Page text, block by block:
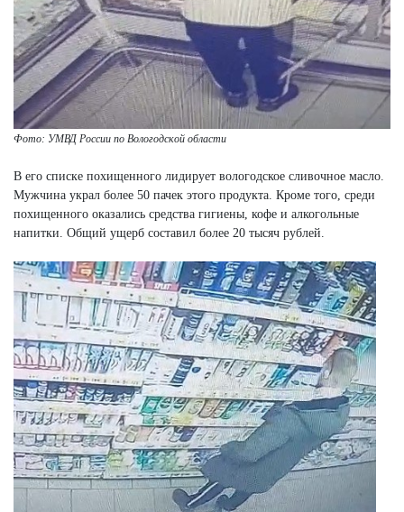
Фото: УМВД России по Вологодской области
В его списке похищенного лидирует вологодское сливочное масло.
Мужчина украл более 50 пачек этого продукта. Кроме того, среди
похищенного оказались средства гигиены, кофе и алкогольные
напитки. Общий ущерб составил более 20 тысяч рублей.